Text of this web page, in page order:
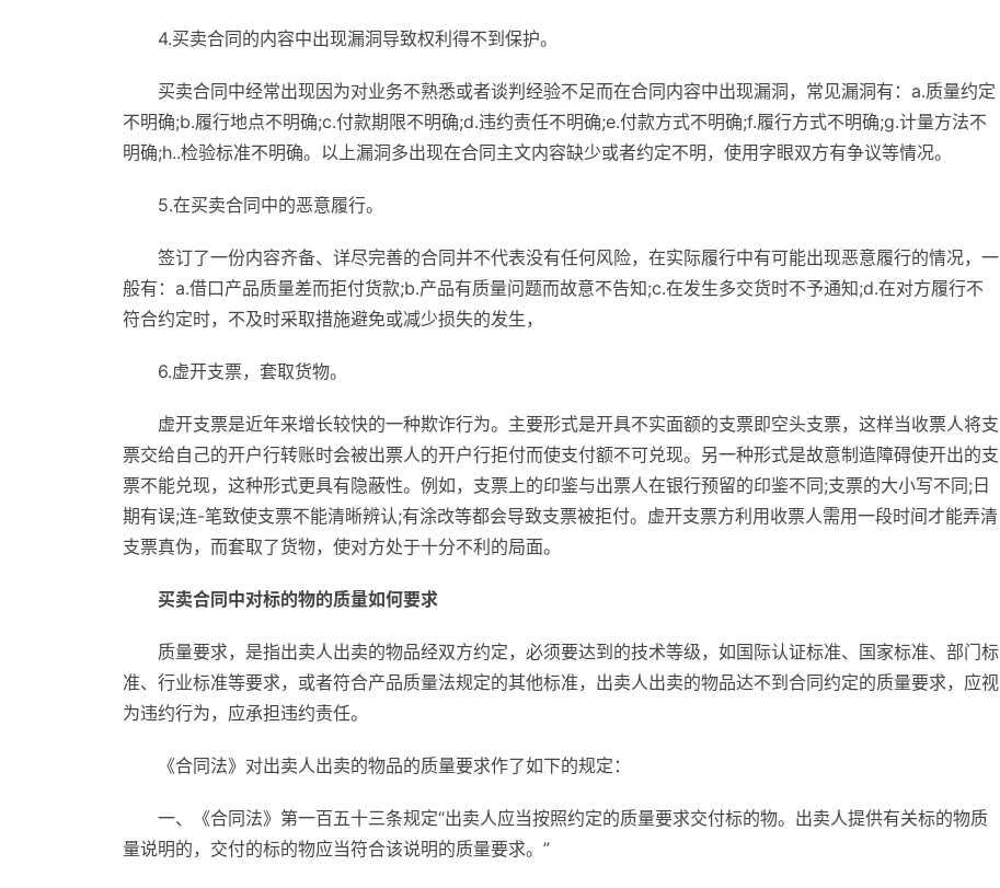
4.买卖合同的内容中出现漏洞导致权利得不到保护。
买卖合同中经常出现因为对业务不熟悉或者谈判经验不足而在合同内容中出现漏洞，常见漏洞有：a.质量约定
不明确;b.履行地点不明确;c.付款期限不明确;d.违约责任不明确;e.付款方式不明确;f.履行方式不明确;g.计量方法不
明确;h..检验标准不明确。以上漏洞多出现在合同主文内容缺少或者约定不明，使用字眼双方有争议等情况。
5.在买卖合同中的恶意履行。
签订了一份内容齐备、详尽完善的合同并不代表没有任何风险，在实际履行中有可能出现恶意履行的情况，一
般有：a.借口产品质量差而拒付货款;b.产品有质量问题而故意不告知;c.在发生多交货时不予通知;d.在对方履行不
符合约定时，不及时采取措施避免或减少损失的发生，
6.虚开支票，套取货物。
虚开支票是近年来增长较快的一种欺诈行为。主要形式是开具不实面额的支票即空头支票，这样当收票人将支
票交给自己的开户行转账时会被出票人的开户行拒付而使支付额不可兑现。另一种形式是故意制造障碍使开出的支
票不能兑现，这种形式更具有隐蔽性。例如，支票上的印鉴与出票人在银行预留的印鉴不同;支票的大小写不同;日
期有误;连-笔致使支票不能清晰辨认;有涂改等都会导致支票被拒付。虚开支票方利用收票人需用一段时间才能弄清
支票真伪，而套取了货物，使对方处于十分不利的局面。
买卖合同中对标的物的质量如何要求
质量要求，是指出卖人出卖的物品经双方约定，必须要达到的技术等级，如国际认证标准、国家标准、部门标
准、行业标准等要求，或者符合产品质量法规定的其他标准，出卖人出卖的物品达不到合同约定的质量要求，应视
为违约行为，应承担违约责任。
《合同法》对出卖人出卖的物品的质量要求作了如下的规定：
一、《合同法》第一百五十三条规定“出卖人应当按照约定的质量要求交付标的物。出卖人提供有关标的物质
量说明的，交付的标的物应当符合该说明的质量要求。”